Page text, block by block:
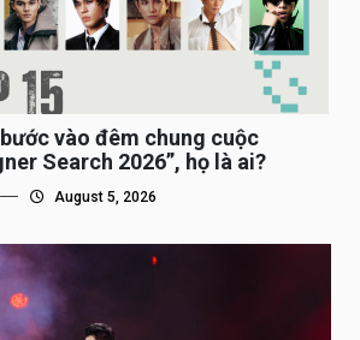
vào đêm chung cuộc
Search 2026”, họ là ai?
August 5, 2026